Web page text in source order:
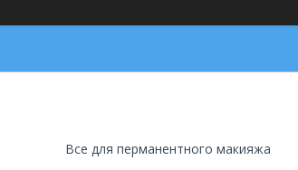
Все для перманентного макияжа